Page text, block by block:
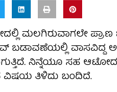
ಮಲಗಿರುವಾಗಲೇ
ಬಡಾವಣೆಯಲ್ಲಿ ವಾಸವಿದ್ದ
ನಿನ್ನೆಯೂ ಸಹ
ವಿಷಯ ತಿಳಿದು ಬಂದಿದೆ.